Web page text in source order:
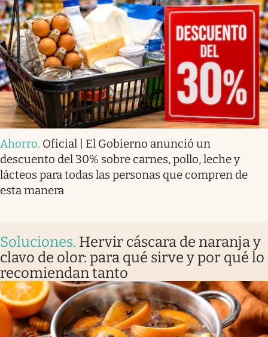
Ahorro. Oficial | El Gobierno anunció un
descuento del 30% sobre carnes, pollo, leche y
lácteos para todas las personas que compren de
esta manera
Soluciones. Hervir cáscara de naranja y
clavo de olor: para qué sirve y por qué lo
recomiendan tanto